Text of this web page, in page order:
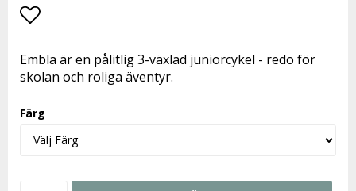
Lägg till i favoritlistan
Embla är en pålitlig 3-växlad juniorcykel - redo för
skolan och roliga äventyr.
Färg